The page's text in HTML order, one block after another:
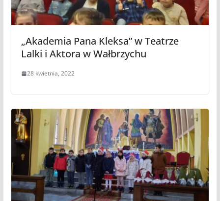
„Akademia Pana Kleksa” w Teatrze
Lalki i Aktora w Wałbrzychu
28 kwietnia, 2022